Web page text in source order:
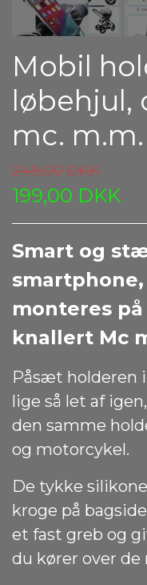
Mobil
løbehjul,
mc. m.m.
249,00 DKK
199,00 DKK
Smart og
monteres
knallert Mc
Påsæt holderen
lige så let af
den samme
og motorcykel.
De tykke
kroge på
et fast greb og
du kører over